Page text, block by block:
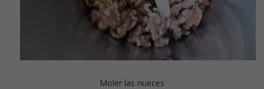
Moler las nueces